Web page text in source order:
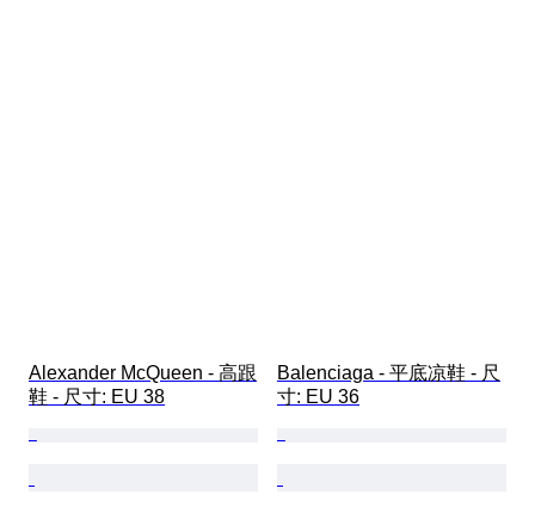
Alexander McQueen - 高跟
鞋 - 尺寸: EU 38
Balenciaga - 平底凉鞋 - 尺
寸: EU 36